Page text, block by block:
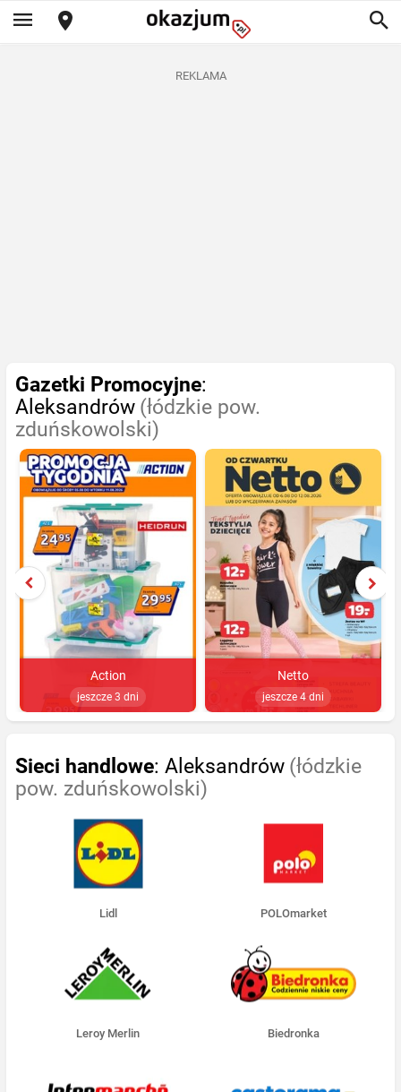
REKLAMA
Gazetki Promocyjne:
Aleksandrów (łódzkie pow.
zduńskowolski)
Action
jeszcze 3 dni
Netto
jeszcze 4 dni
Sieci handlowe: Aleksandrów (łódzkie
pow. zduńskowolski)
Lidl POLOmarket
Leroy Merlin Biedronka